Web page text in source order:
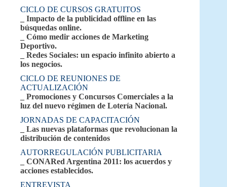
CICLO DE CURSOS GRATUITOS
_ Impacto de la publicidad offline en las
búsquedas online.
_ Cómo medir acciones de Marketing
Deportivo.
_ Redes Sociales: un espacio infinito abierto a
los negocios.
CICLO DE REUNIONES DE
ACTUALIZACIÓN
_ Promociones y Concursos Comerciales a la
luz del nuevo régimen de Lotería Nacional.
JORNADAS DE CAPACITACIÓN
_ Las nuevas plataformas que revolucionan la
distribución de contenidos
AUTORREGULACIÓN PUBLICITARIA
_ CONARed Argentina 2011: los acuerdos y
acciones establecidos.
ENTREVISTA